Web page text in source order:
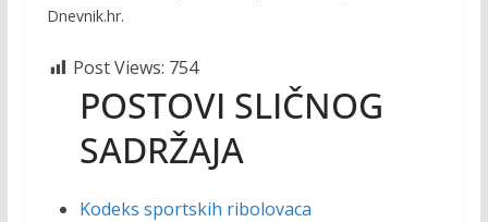
Dnevnik.hr.
Post Views: 754
POSTOVI SLIČNOG
SADRŽAJA
Kodeks sportskih ribolovaca